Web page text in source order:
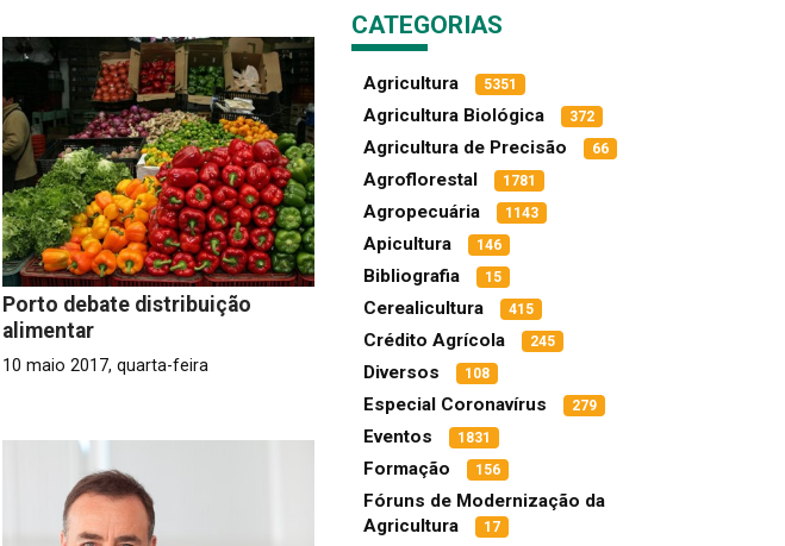
Porto debate distribuição
alimentar
10 maio 2017, quarta-feira
CATEGORIAS
Agricultura 5351
Agricultura Biológica 372
Agricultura de Precisão 66
Agroflorestal 1781
Agropecuária 1143
Apicultura 146
Bibliografia 15
Cerealicultura 415
Crédito Agrícola 245
Diversos 108
Especial Coronavírus 279
Eventos 1831
Formação 156
Fóruns de Modernização da
Agricultura
17